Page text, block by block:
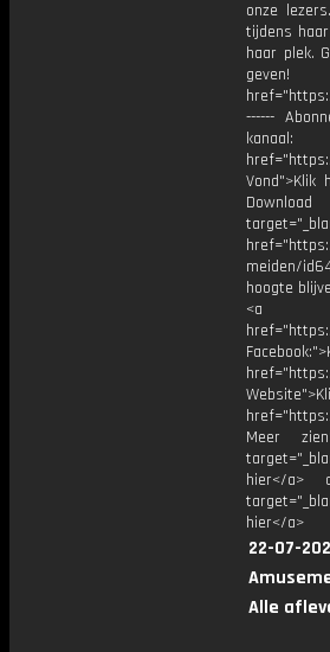
onze
tijdens
haar plek.
------
meiden/
hoogte
<a
Meer
hier</a>
hier</a>
22-07-
Alle